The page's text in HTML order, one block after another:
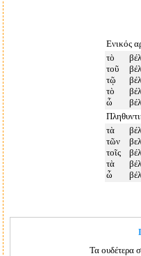
Ενικός
τὸ
τοῦ
τῷ
τὸ
ὦ
βέλ
βέλ
βέλ
βέλ
τὰ
τῶν
τοῖς
τὰ
ὦ
βέλ
βελ
Τα ουδέτερα